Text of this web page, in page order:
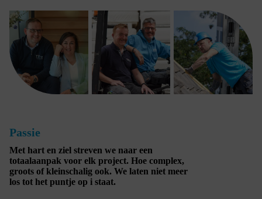
Passie
Met hart en ziel streven we naar een
totaalaanpak voor elk project. Hoe complex,
groots of kleinschalig ook. We laten niet meer
los tot het puntje op i staat.